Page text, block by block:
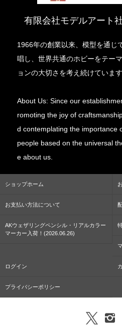
有限会社モデルアート
1966年の創業以来、模型を通じ
唱し、世界共通のホビーをテー
ョンの大切さを考え続けていま
About Us: Since our
romoting the joy of
d contemplating the importance
people based on the universal
e about us.
ショップホーム
お支払い方法について
AKウェザリングペンシル・リアルカラー
マーカー入荷！(2026.06.26)
ログイン
プライバシーポリシー